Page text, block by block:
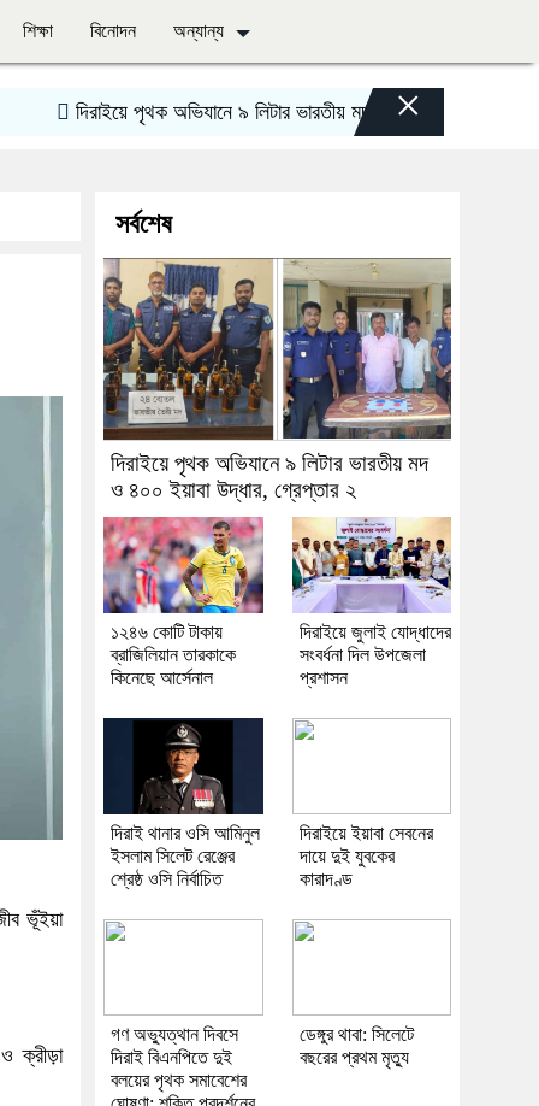
শিক্ষা বিনোদন অন্যান্য
দিরাইয়ে পৃথক অভিযানে ৯ লিটার ভারতীয় মদ ও ৪০০ ইয়াবা উদ্ধার,
×
ভূঁইয়া
ক্রীড়া
সর্বশেষ
দিরাইয়ে পৃথক অভিযানে ৯ লিটার ভারতীয় মদ
ও ৪০০ ইয়াবা উদ্ধার, গ্রেপ্তার ২
১২৪৬ কোটি টাকায়
ব্রাজিলিয়ান তারকাকে
কিনেছে আর্সেনাল
দিরাইয়ে জুলাই যোদ্ধাদের
সংবর্ধনা দিল উপজেলা
প্রশাসন
দিরাই থানার ওসি আমিনুল
ইসলাম সিলেট রেঞ্জের
শ্রেষ্ঠ ওসি নির্বাচিত
দিরাইয়ে ইয়াবা সেবনের
দায়ে দুই যুবকের
কারাদণ্ড
গণ অভ্যুত্থান দিবসে
দিরাই বিএনপিতে দুই
বলয়ের পৃথক সমাবেশের
ডেঙ্গুর থাবা: সিলেটে
বছরের প্রথম মৃত্যু